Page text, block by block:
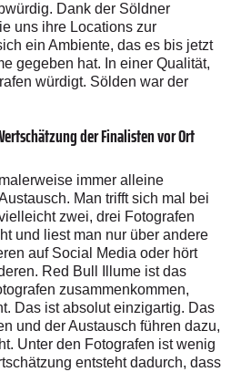
Dank der Söldner
uns ihre Locations zur
ein Ambiente, das es bis jetzt
gegeben hat. In einer Qualität,
würdigt. Sölden war der
der Finalisten vor Ort
immer alleine
Man trifft sich mal bei
zwei, drei Fotografen
und liest man nur über andere
auf Social Media oder hört
Red Bull Illume ist das
zusammenkommen,
Das ist absolut einzigartig. Das
und der Austausch führen dazu,
Unter den Fotografen ist wenig
entsteht dadurch, dass